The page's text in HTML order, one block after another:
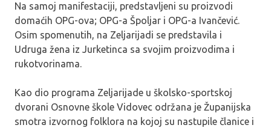
Na samoj manifestaciji, predstavljeni su proizvodi
domaćih OPG-ova; OPG-a Špoljar i OPG-a Ivančević.
Osim spomenutih, na Zeljarijadi se predstavila i
Udruga žena iz Jurketinca sa svojim proizvodima i
rukotvorinama.
Kao dio programa Zeljarijade u školsko-sportskoj
dvorani Osnovne škole Vidovec održana je Županijska
smotra izvornog folklora na kojoj su nastupile članice i